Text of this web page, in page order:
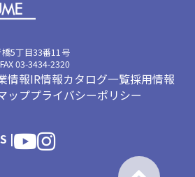
5丁目33番11号
03-3434-2320
情報IR情報カタログ一覧採用情報
ッププライバシーポリシー
|